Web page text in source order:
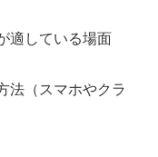
適している場面
法（スマホやクラ